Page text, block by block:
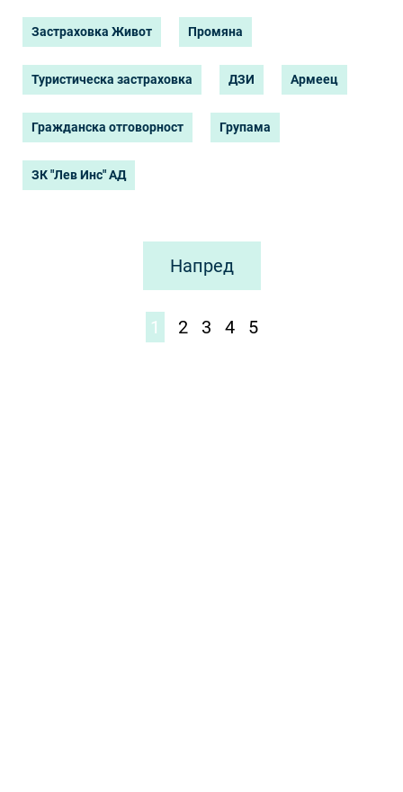
Застраховка Живот Промяна
Туристическа застраховка ДЗИ Армеец
Гражданска отговорност Групама
ЗК "Лев Инс" АД
Напред
1 2 3 4 5